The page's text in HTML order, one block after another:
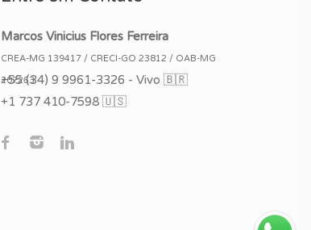
Marcos Vinicius Flores Ferreira
CREA-MG 139417 / CRECI-GO 23812 / OAB-MG
207263
+55(34) 9 9961-3326 - Vivo 🇧🇷
+1 737 410-7598 🇺🇸